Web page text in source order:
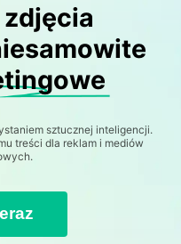
sztucznej inteligencji.
treści dla reklam i mediów